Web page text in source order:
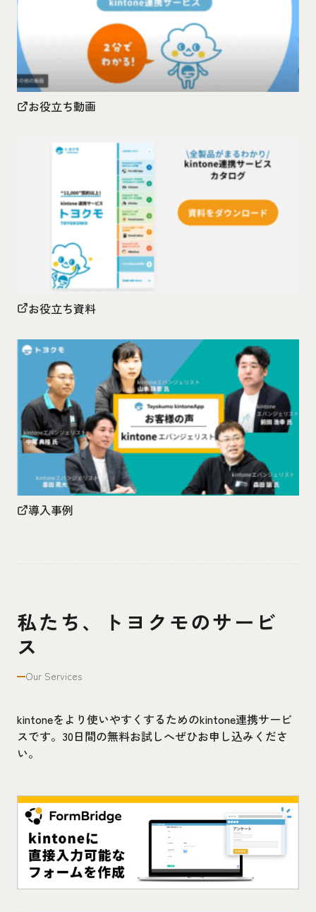
お役立ち動画
お役立ち資料
導入事例
私たち、トヨクモのサービ
ス
Our Services
kintoneをより使いやすくするためのkintone連携サービ
スです。30日間の無料お試しへぜひお申し込みくださ
い。